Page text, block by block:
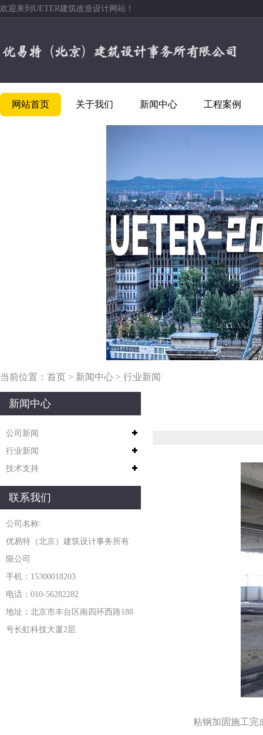
欢迎来到UETER建筑改造设计网站！
网站首页 关于我们 新闻中心 工程案例
当前位置： 首页 > 新闻中心 > 行业新闻
新闻中心
公司新闻
行业新闻
技术支持
联系我们
公司名称:
优易特（北京）建筑设计事务所有
限公司
手机：15300018203
电话：010-56282282
地址：北京市丰台区南四环西路188
号长虹科技大厦2层
粘钢加固施工完成